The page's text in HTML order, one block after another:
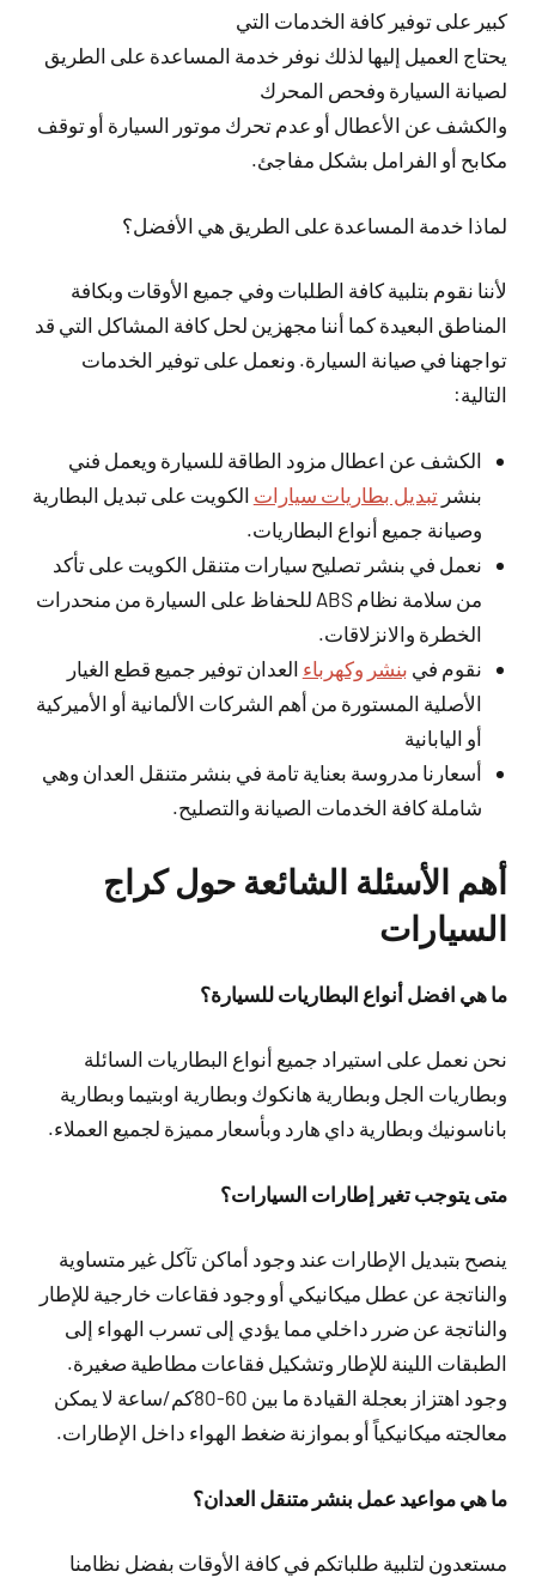
كبير على توفير كافة الخدمات التي
يحتاج العميل إليها لذلك نوفر خدمة المساعدة على الطريق
لصيانة السيارة وفحص المحرك
والكشف عن الأعطال أو عدم تحرك موتور السيارة أو توقف
مكابح أو الفرامل بشكل مفاجئ.
لماذا خدمة المساعدة على الطريق هي الأفضل؟
لأننا نقوم بتلبية كافة الطلبات وفي جميع الأوقات وبكافة
المناطق البعيدة كما أننا مجهزين لحل كافة المشاكل التي قد
تواجهنا في صيانة السيارة. ونعمل على توفير الخدمات
التالية:
الكشف عن اعطال مزود الطاقة للسيارة ويعمل فني
بنشرتبديل بطاريات سيارات الكويت على تبديل البطارية
وصيانة جميع أنواع البطاريات.
نعمل في بنشر تصليح سيارات متنقل الكويت على تأكد
من سلامة نظام ABS للحفاظ على السيارة من منحدرات
الخطرة والانزلاقات.
نقوم في بنشر وكهرباء العدان توفير جميع قطع الغيار
الأصلية المستورة من أهم الشركات الألمانية أو الأميركية
أو اليابانية
أسعارنا مدروسة بعناية تامة في بنشر متنقل العدان وهي
شاملة كافة الخدمات الصيانة والتصليح.
أهم الأسئلة الشائعة حول كراج
السيارات
ما هي افضل أنواع البطاريات للسيارة؟
نحن نعمل على استيراد جميع أنواع البطاريات السائلة
وبطاريات الجل وبطارية هانكوك وبطارية اوبتيما وبطارية
باناسونيك وبطارية داي هارد وبأسعار مميزة لجميع العملاء.
متى يتوجب تغير إطارات السيارات؟
ينصح بتبديل الإطارات عند وجود أماكن تآكل غير متساوية
والناتجة عن عطل ميكانيكي أو وجود فقاعات خارجية للإطار
والناتجة عن ضرر داخلي مما يؤدي إلى تسرب الهواء إلى
الطبقات اللينة للإطار وتشكيل فقاعات مطاطية صغيرة.
وجود اهتزاز بعجلة القيادة ما بين 60-80كم/ساعة لا يمكن
معالجته ميكانيكياً أو بموازنة ضغط الهواء داخل الإطارات.
ما هي مواعيد عمل بنشر متنقل العدان؟
مستعدون لتلبية طلباتكم في كافة الأوقات بفضل نظامنا